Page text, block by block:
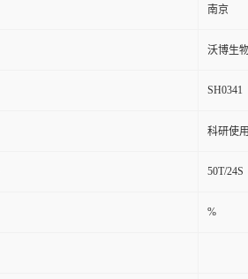
南京
沃博生
SH0341
科研使
50T/24S
%